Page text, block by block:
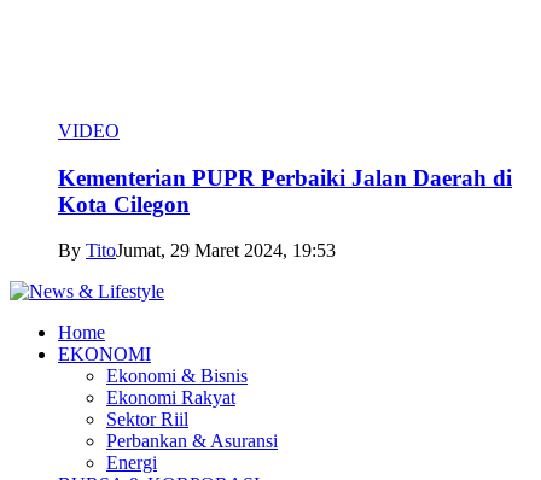
VIDEO
Kementerian PUPR Perbaiki Jalan Daerah di
Kota Cilegon
By TitoJumat, 29 Maret 2024, 19:53
Home
EKONOMI
Ekonomi & Bisnis
Ekonomi Rakyat
Sektor Riil
Perbankan & Asuransi
Energi